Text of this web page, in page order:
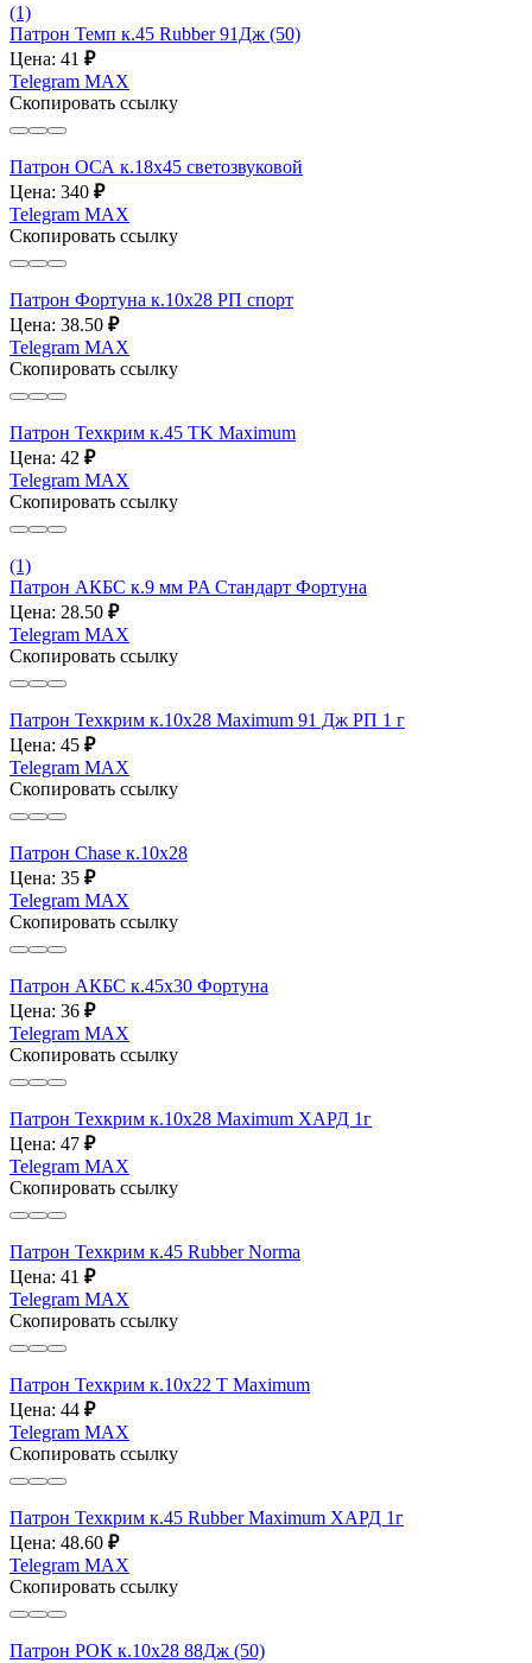
(1)
Патрон Темп к.45 Rubber 91Дж (50)
Цена: 41 ₽
Telegram MAX
Скопировать ссылку
Патрон ОСА к.18х45 светозвуковой
Цена: 340 ₽
Telegram MAX
Скопировать ссылку
Патрон Фортуна к.10х28 РП спорт
Цена: 38.50 ₽
Telegram MAX
Скопировать ссылку
Патрон Техкрим к.45 TK Maximum
Цена: 42 ₽
Telegram MAX
Скопировать ссылку
(1)
Патрон АКБС к.9 мм PA Стандарт Фортуна
Цена: 28.50 ₽
Telegram MAX
Скопировать ссылку
Патрон Техкрим к.10х28 Maximum 91 Дж РП 1 г
Цена: 45 ₽
Telegram MAX
Скопировать ссылку
Патрон Chase к.10x28
Цена: 35 ₽
Telegram MAX
Скопировать ссылку
Патрон АКБС к.45х30 Фортуна
Цена: 36 ₽
Telegram MAX
Скопировать ссылку
Патрон Техкрим к.10х28 Maximum ХАРД 1г
Цена: 47 ₽
Telegram MAX
Скопировать ссылку
Патрон Техкрим к.45 Rubber Norma
Цена: 41 ₽
Telegram MAX
Скопировать ссылку
Патрон Техкрим к.10х22 T Maximum
Цена: 44 ₽
Telegram MAX
Скопировать ссылку
Патрон Техкрим к.45 Rubber Maximum ХАРД 1г
Цена: 48.60 ₽
Telegram MAX
Скопировать ссылку
Патрон РОК к.10х28 88Дж (50)